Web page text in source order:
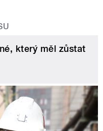
který měl zůstat